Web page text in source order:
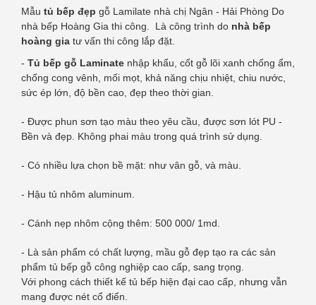
Mẫu tủ bếp đẹp gỗ Lamilate nhà chị Ngân - Hải Phòng Do
nhà bếp Hoàng Gia thi công. Là công trình do nhà bếp
hoàng gia tư vấn thi công lắp đặt.
- Tủ bếp gỗ Laminate nhập khẩu, cốt gỗ lõi xanh chống ẩm,
chống cong vênh, mối mọt, khả năng chịu nhiệt, chiu nước,
sức ép lớn, độ bền cao, đẹp theo thời gian.
- Được phun sơn tạo màu theo yêu cầu, được sơn lót PU -
Bền và đẹp. Không phai màu trong quá trình sử dụng.
- Có nhiều lựa chọn bề mặt: như vân gỗ, và màu.
- Hậu tủ nhôm aluminum.
- Cánh nẹp nhôm cộng thêm: 500 000/ 1md.
- Là sản phẩm có chất lượng, mầu gỗ đẹp tạo ra các sản
phẩm tủ bếp gỗ công nghiệp cao cấp, sang trọng.
Với phong cách thiết kế tủ bếp hiện đại cao cấp, nhưng vẫn
mang được nét cổ điển.